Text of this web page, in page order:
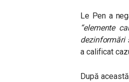
Le Pen a
“elemente
dezinformări
a calificat
După